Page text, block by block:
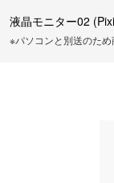
液晶モニター02
※パソコンと別送のため